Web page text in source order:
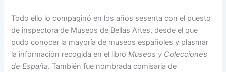
Todo ello lo compaginó en los años sesenta con el puesto
de inspectora de Museos de Bellas Artes, desde el que
pudo conocer la mayoría de museos españoles y plasmar
la información recogida en el libroMuseos y Colecciones
de España. También fue nombrada comisaria de